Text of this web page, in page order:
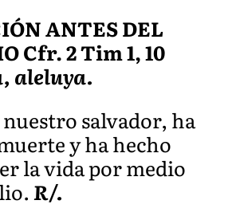
ANTES DEL
Cfr. 2 Tim 1, 10
aleluya.
salvador, ha
y ha hecho
la vida por medio
R/.